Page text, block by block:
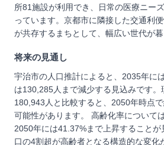
所81施設が利用でき、日常の医療ニー
っています。京都市に隣接した交通利
が共存するまちとして、幅広い世代が暮
将来の見通し
宇治市の人口推計によると、2035年に
は130,285人まで減少する見込みです
180,943人と比較すると、2050年時点
可能性があります。 高齢化率について
2050年には41.37%まで上昇することが
口の4割超が高齢者となる構造的な変化